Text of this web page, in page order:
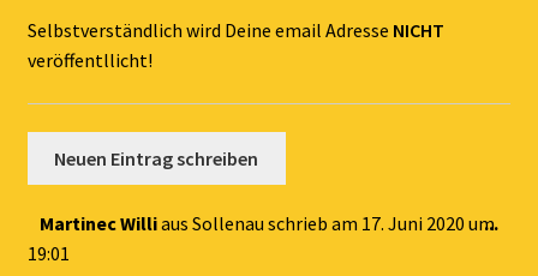
Kontakt
Gästebuch
Selbstverständlich wird Deine email Adresse NICHT
veröffentllicht!
Martinec Williaus Sollenau schrieb am 17. Juni 2020 um
19:01
...